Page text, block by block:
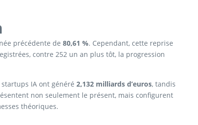
précédente de 80,61 %. Cependant, cette reprise
contre 252 un an plus tôt, la progression
IA ont généré 2,132 milliards d’euros, tandis
non seulement le présent, mais configurent
théoriques.